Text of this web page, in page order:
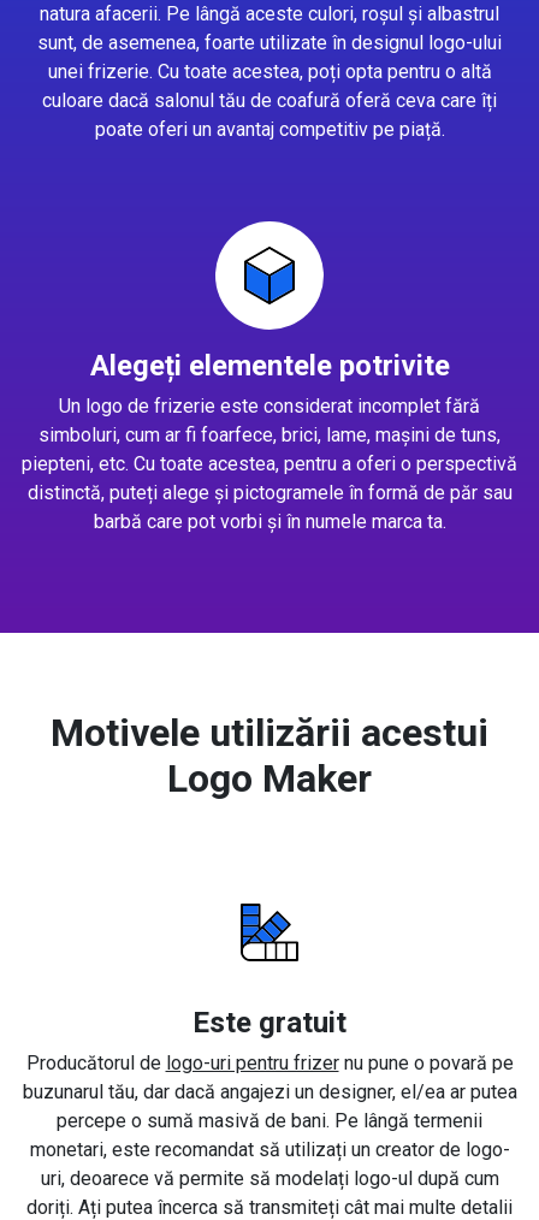
natura afacerii. Pe lângă aceste culori, roșul și albastrul
sunt, de asemenea, foarte utilizate în designul logo-ului
unei frizerie. Cu toate acestea, poți opta pentru o altă
culoare dacă salonul tău de coafură oferă ceva care îți
poate oferi un avantaj competitiv pe piață.
Alegeți elementele potrivite
Un logo de frizerie este considerat incomplet fără
simboluri, cum ar fi foarfece, brici, lame, mașini de tuns,
piepteni, etc. Cu toate acestea, pentru a oferi o perspectivă
distinctă, puteți alege și pictogramele în formă de păr sau
barbă care pot vorbi și în numele marca ta.
Motivele utilizării acestui
Logo Maker
Este gratuit
Producătorul de logo-uri pentru frizernu pune o povară pe
buzunarul tău, dar dacă angajezi un designer, el/ea ar putea
percepe o sumă masivă de bani. Pe lângă termenii
monetari, este recomandat să utilizați un creator de logo-
uri, deoarece vă permite să modelați logo-ul după cum
doriți. Ați putea încerca să transmiteți cât mai multe detalii